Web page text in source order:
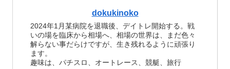
dokukinoko
2024年1月某病院を退職後、デイトレ開始する。戦
いの場を臨床から相場へ、相場の世界は、まだ色々
解らない事だらけですが、生き残れるように頑張り
ます。
趣味は、パチスロ、オートレース、競艇、旅行